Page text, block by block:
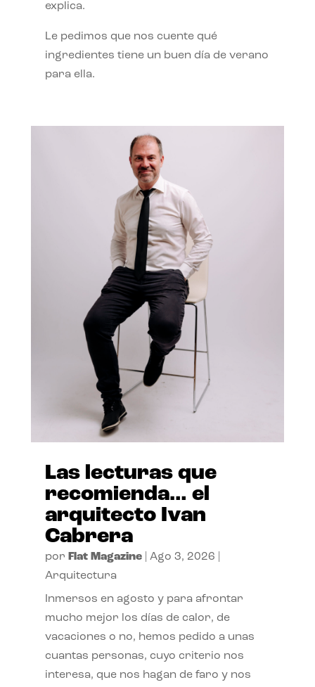
explica.
Le pedimos que nos cuente qué
ingredientes tiene un buen día de verano
para ella.
Las lecturas que
recomienda… el
arquitecto Ivan
Cabrera
por Flat Magazine| Ago 3, 2026
Arquitectura
Inmersos en agosto y para afrontar
mucho mejor los días de calor, de
vacaciones o no, hemos pedido a unas
cuantas personas, cuyo criterio nos
interesa, que nos hagan de faro y nos